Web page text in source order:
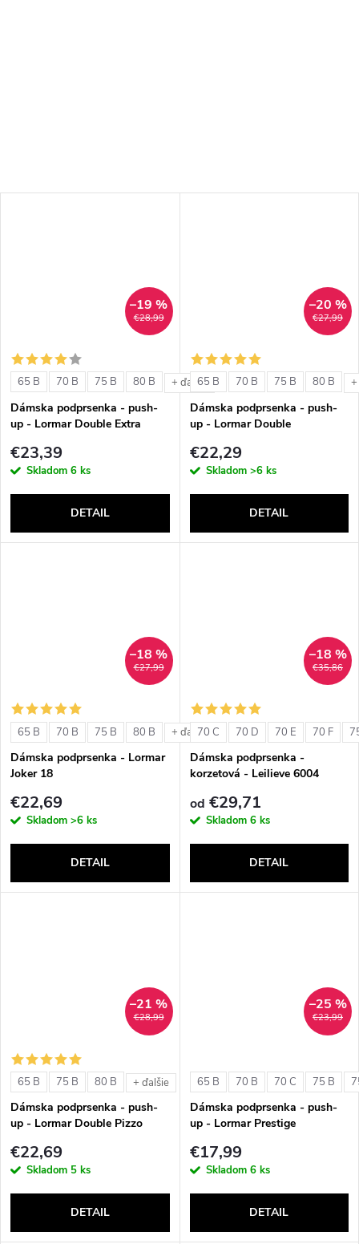
€28,99
–19 %
65 B 70 B 75 B 80 B + ďalšie
Dámska podprsenka - push-
up - Lormar Double Extra
€23,39
Skladom 6 ks
DETAIL
€27,99
–20 %
65 B 70 B 75 B 80 B
Dámska podprsenka - push-
up - Lormar Double
€22,29
Skladom >6 ks
DETAIL
€27,99
–18 %
65 B 70 B 75 B 80 B + ďalšie
Dámska podprsenka - Lormar
Joker 18
€22,69
Skladom >6 ks
DETAIL
€35,86
–18 %
70 C 70 D 70 E 70 F
Dámska podprsenka -
korzetová - Leilieve 6004
od €29,71
Skladom 6 ks
DETAIL
€28,99
–21 %
65 B 75 B 80 B + ďalšie
Dámska podprsenka - push-
up - Lormar Double Pizzo
€22,69
Skladom 5 ks
DETAIL
€23,99
–25 %
65 B 70 B 70 C 75 B
Dámska podprsenka - push-
up - Lormar Prestige
€17,99
Skladom 6 ks
DETAIL